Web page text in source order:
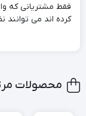
فقط مشتریانی که
کرده اند می توانند
محصولات